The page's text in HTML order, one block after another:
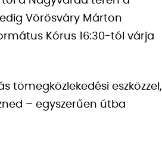
Vörösváry Márton
Kórus 16:30-tól várja
tömegközlekedési eszközzel,
– egyszerűen útba